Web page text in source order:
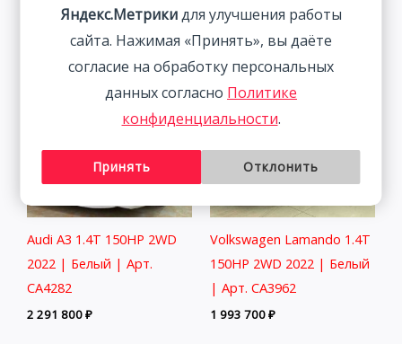
Audi A3 1.4T 150HP 2WD
2022 | Белый | Арт.
CA4282
2 291 800₽
Volkswagen Lamando 1.4T
150HP 2WD 2022 | Белый
| Арт. CA3962
1 993 700₽
Яндекс.Метрикидля улучшения работы
сайта. Нажимая «Принять», вы даёте
согласие на обработку персональных
данных согласно Политике
конфиденциальности.
Принять Отклонить